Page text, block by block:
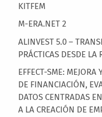
KITFEM
M-ERA.NET 2
ALINVEST 5.0 –
PRÁCTICAS DESDE LA
EFFECT-SME: MEJORA
DE FINANCIACIÓN,
DATOS CENTRADAS
A LA CREACIÓN DE